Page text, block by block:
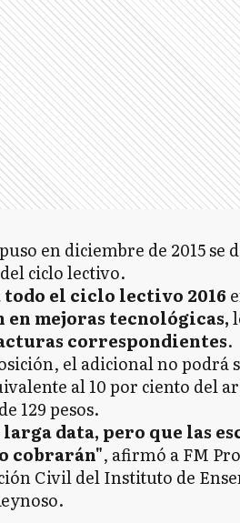
en diciembre de 2015 se
ciclo lectivo.
el ciclo lectivo 2016
mejoras tecnológicas,
correspondientes.
el adicional no podrá
al 10 por ciento del
129 pesos.
data, pero que las
cobrarán", afirmó a FM
Civil del Instituto de